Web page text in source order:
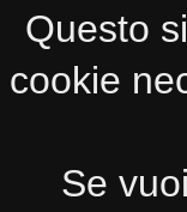
Questo
cookie
Se